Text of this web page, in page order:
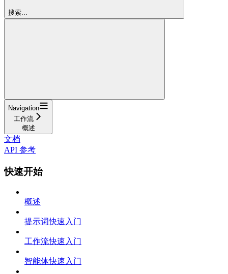
搜索...
Navigation
工作流
概述
文档
API 参考
快速开始
概述
提示词快速入门
工作流快速入门
智能体快速入门